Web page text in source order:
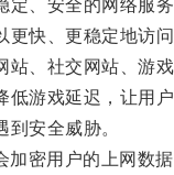
、安全的网络服务
快、更稳定地访问
、社交网站、游戏
戏延迟，让用户
安全威胁。
用户的上网数据